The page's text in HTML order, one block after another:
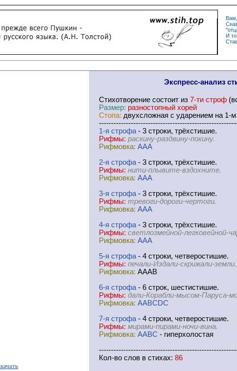
Вам,
"
И
Экспресс-анализ
Cтихотворение состоит из 7-ти строф
Размер: разностопный хорей
Стопа: двухсложная с ударением на 1-м
1-я cтрофа - 3 строки, трёхстишие.
Рифмы: раскину-раздвину-покину.
Рифмовка: AAA
2-я cтрофа - 3 строки, трёхстишие.
Рифмы: нити-плывите-вздохните.
Рифмовка: AAA
3-я cтрофа - 3 строки, трёхстишие.
Рифмы: тревоги-дороги-чертоги.
Рифмовка: AAA
4-я cтрофа - 3 строки, трёхстишие.
Рифмы: светлозмейной-легковейной-
Рифмовка: AAA
5-я cтрофа - 4 строки, четверостишие.
Рифмы: печали-Издали-скрижали-земли.
Рифмовка: AAAB
6-я cтрофа - 6 строк, шестистишие.
Рифмы: дали-Корабли-мысом-Паруса-
Рифмовка: AABCDC
7-я cтрофа - 4 строки, четверостишие.
Рифмы: мирами-пирами-ночи-вина.
Рифмовка: AABC - гиперхолостая
Кол-во слов в стихах: 86